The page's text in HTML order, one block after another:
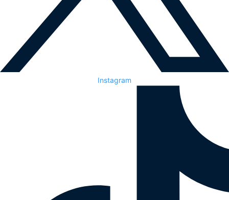
Instagram